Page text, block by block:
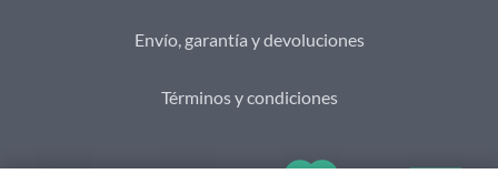
Envío, garantía y devoluciones
Términos y condiciones